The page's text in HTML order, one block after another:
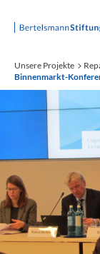
Startseite
Unsere Projekte
Binnenmarkt-